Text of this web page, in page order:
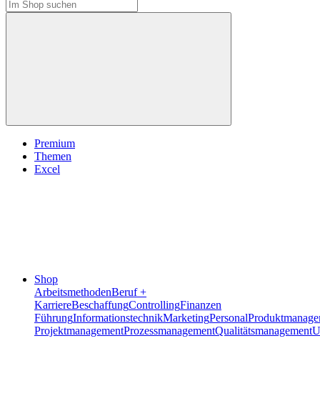
Premium
Themen
Excel
Shop
ArbeitsmethodenBeruf +
KarriereBeschaffungControllingFinanzen
FührungInformationstechnikMarketingPersonal
ProjektmanagementProzessmanagementQualitätsmanagement